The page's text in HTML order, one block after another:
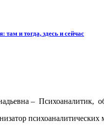
там и тогда, здесь и сейчас
– Психоаналитик,
психоаналитических